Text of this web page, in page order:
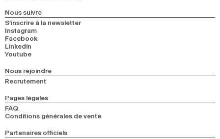
Nous suivre
S’inscrire à la newsletter
Instagram
Facebook
Linkedin
Youtube
Nous rejoindre
Recrutement
Pages légales
FAQ
Conditions générales de vente
Partenaires officiels